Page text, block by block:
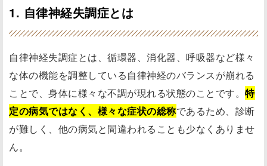
1. 自律神経失調症とは
自律神経失調症とは、循環器、消化器、呼吸器など様々
な体の機能を調整している自律神経のバランスが崩れる
ことで、身体に様々な不調が現れる状態のことです。 特
定の病気ではなく、様々な症状の総称であるため、診断
が難しく、他の病気と間違われることも少なくありませ
ん。